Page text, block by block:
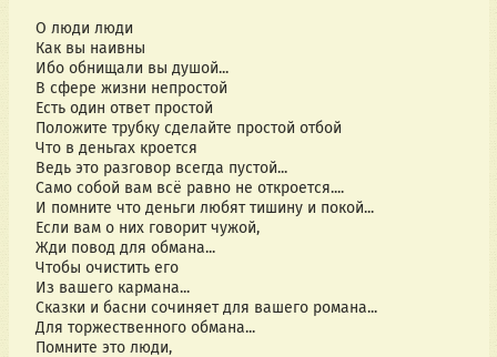
О люди люди
Как вы наивны
Ибо обнищали вы душой...
В сфере жизни непростой
Есть один ответ простой
Положите трубку сделайте простой отбой
Что в деньгах кроется
Ведь это разговор всегда пустой...
Само собой вам всё равно не откроется....
И помните что деньги любят тишину и покой...
Если вам о них говорит чужой,
Жди повод для обмана...
Чтобы очистить его
Из вашего кармана...
Сказки и басни сочиняет для вашего романа...
Для торжественного обмана...
Помните это люди,